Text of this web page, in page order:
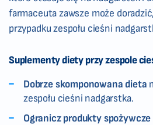
farmaceuta zawsze może
przypadku zespołu cieśni
Suplementy diety przy zespole
Dobrze skomponowana dieta
zespołu cieśni nadgarstka.
Ogranicz produkty